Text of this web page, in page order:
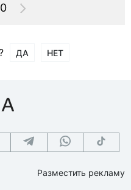
ДА НЕТ
Разместить рекламу